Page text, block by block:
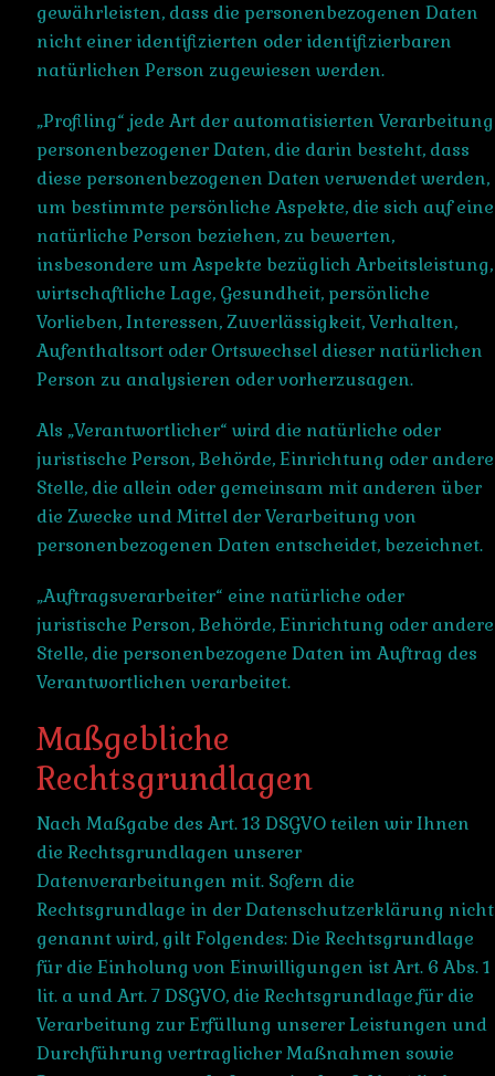
gewährleisten, dass die personenbezogenen Daten
nicht einer identifizierten oder identifizierbaren
natürlichen Person zugewiesen werden.
„Profiling“ jede Art der automatisierten Verarbeitung
personenbezogener Daten, die darin besteht, dass
diese personenbezogenen Daten verwendet werden,
um bestimmte persönliche Aspekte, die sich auf eine
natürliche Person beziehen, zu bewerten,
insbesondere um Aspekte bezüglich Arbeitsleistung,
wirtschaftliche Lage, Gesundheit, persönliche
Vorlieben, Interessen, Zuverlässigkeit, Verhalten,
Aufenthaltsort oder Ortswechsel dieser natürlichen
Person zu analysieren oder vorherzusagen.
Als „Verantwortlicher“ wird die natürliche oder
juristische Person, Behörde, Einrichtung oder andere
Stelle, die allein oder gemeinsam mit anderen über
die Zwecke und Mittel der Verarbeitung von
personenbezogenen Daten entscheidet, bezeichnet.
„Auftragsverarbeiter“ eine natürliche oder
juristische Person, Behörde, Einrichtung oder andere
Stelle, die personenbezogene Daten im Auftrag des
Verantwortlichen verarbeitet.
Maßgebliche
Rechtsgrundlagen
Nach Maßgabe des Art. 13 DSGVO teilen wir Ihnen
die Rechtsgrundlagen unserer
Datenverarbeitungen mit. Sofern die
Rechtsgrundlage in der Datenschutzerklärung nicht
genannt wird, gilt Folgendes: Die Rechtsgrundlage
für die Einholung von Einwilligungen ist Art. 6 Abs. 1
lit. a und Art. 7 DSGVO, die Rechtsgrundlage für die
Verarbeitung zur Erfüllung unserer Leistungen und
Durchführung vertraglicher Maßnahmen sowie